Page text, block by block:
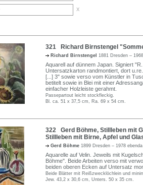
x
321 Richard Birnstengel
Richard Birnstengel 1881 Dresden –
Aquarell auf dünnem Japan. Signiert
Untersatzkarton randmontiert, dort
[...] 3" sowie verso vom Künstler in
betitelt sowie in Blei mit einer
einfacher Holzleiste gerahmt.
Passepartout leicht stockfleckig.
Bl. ca. 51 x 37,5 cm, Ra. 69 x 54 cm.
322 Gerd Böhme, Stillleben mit
Stillleben mit Birne, Apfel und
Gerd Böhme 1899 Dresden – 1978 ebenda
Aquarelle auf Velin. Jeweils mit
Böhme". Beide Arbeiten verso mit
beiden oberen Ecken auf Untersatz
Beide Blätter mit Reißzwecklöchlein und
Jew. 43,2 x 30,6 cm, Unters. 50 x 35 cm.